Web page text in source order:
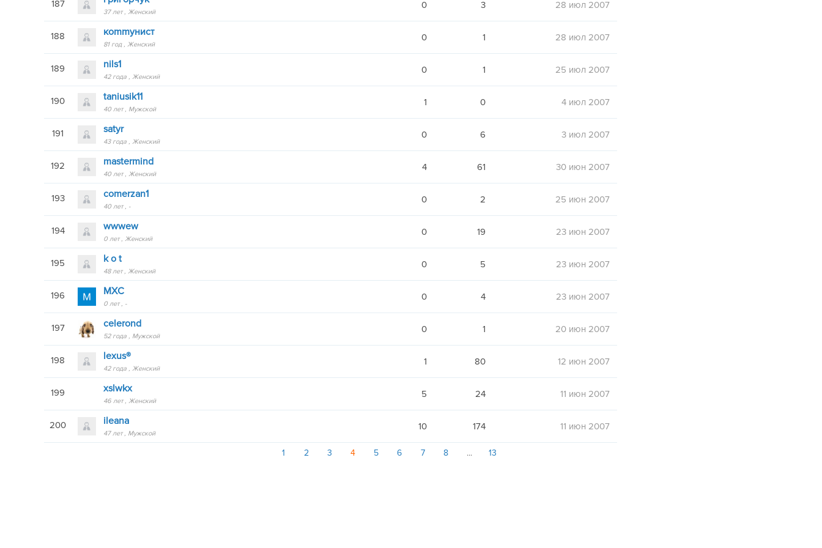
187
37 лет Женский
0 3 28 июл 2007
188 кommунист
81 год Женский
0 1 28 июл 2007
189 nils1
42 года Женский
0 1 25 июл 2007
190 taniusik11
40 лет Мужской
1 0 4 июл 2007
191 satyr
43 года Женский
0 6 3 июл 2007
192 mastermind
40 лет Женский
4 61 30 июн 2007
193 comerzan1
40 лет -
0 2 25 июн 2007
194 wwwew
0 лет Женский
0 19 23 июн 2007
195 k o t
48 лет Женский
0 5 23 июн 2007
196 MXC
0 лет -
0 4 23 июн 2007
197 celerond
52 года Мужской
0 1 20 июн 2007
198 lexus®
42 года Женский
1 80 12 июн 2007
199 xslwkx
46 лет Женский
5 24 11 июн 2007
200 ileana
47 лет Мужской
10 174 11 июн 2007
1 2 3 4 5 6 7 8 13